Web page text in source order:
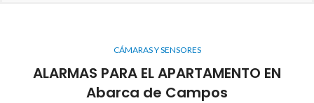
CÁMARAS Y SENSORES
ALARMAS PARA EL APARTAMENTO EN
Abarca de Campos